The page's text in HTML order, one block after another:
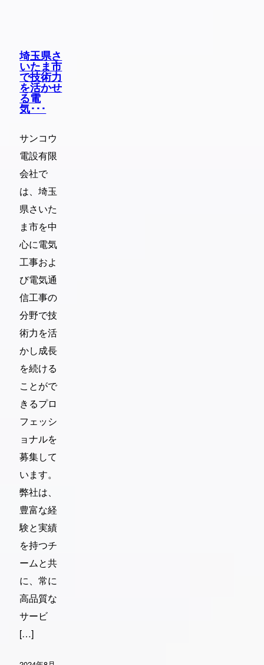
埼玉県さ
いたま市
で技術力
を活かせ
る電
気･･･
サンコウ
電設有限
会社で
は、埼玉
県さいた
ま市を中
心に電気
工事およ
び電気通
信工事の
分野で技
術力を活
かし成長
を続ける
ことがで
きるプロ
フェッシ
ョナルを
募集して
います。
弊社は、
豊富な経
験と実績
を持つチ
ームと共
に、常に
高品質な
サービ
[…]